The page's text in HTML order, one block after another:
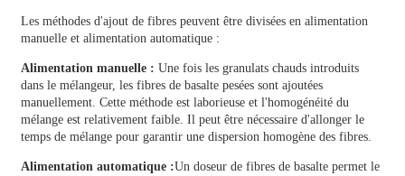
Les méthodes d'ajout de fibres peuvent être divisées en alimentation
manuelle et alimentation automatique :
Alimentation manuelle : Une fois les granulats chauds introduits
dans le mélangeur, les fibres de basalte pesées sont ajoutées
manuellement. Cette méthode est laborieuse et l'homogénéité du
mélange est relativement faible. Il peut être nécessaire d'allonger le
temps de mélange pour garantir une dispersion homogène des fibres.
Alimentation automatique :Un doseur de fibres de basalte permet le